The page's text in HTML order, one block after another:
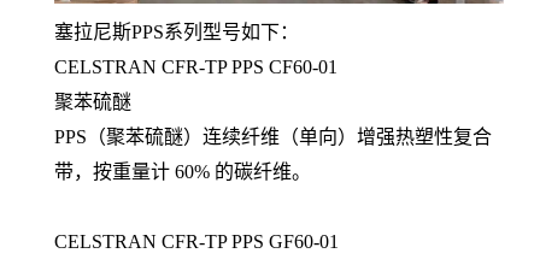
塞拉尼斯PPS系列型号如下：
CELSTRAN CFR-TP PPS CF60-01
聚苯硫醚
PPS（聚苯硫醚）连续纤维（单向）增强热塑性复合
带，按重量计 60% 的碳纤维。
CELSTRAN CFR-TP PPS GF60-01